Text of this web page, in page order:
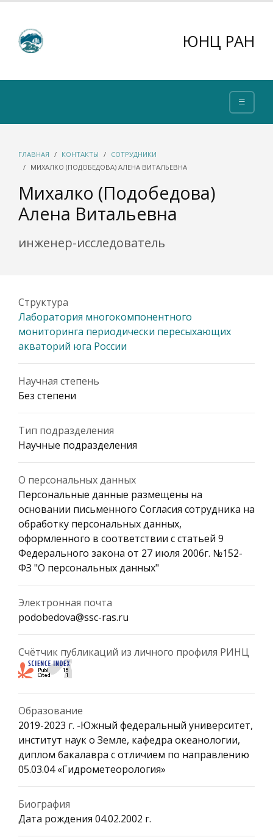
ЮНЦ РАН
ГЛАВНАЯ КОНТАКТЫ
СОТРУДНИКИ
МИХАЛКО (ПОДОБЕДОВА) АЛЕНА ВИТАЛЬЕВНА
Михалко (Подобедова)
Алена Витальевна
инженер-исследователь
Структура
Лаборатория многокомпонентного
мониторинга периодически пересыхающих
акваторий юга России
Научная степень
Без степени
Тип подразделения
Научные подразделения
О персональных данных
Персональные данные размещены на
основании письменного Согласия сотрудника на
обработку персональных данных,
оформленного в соответствии с статьей 9
Федерального закона от 27 июля 2006г. №152-
ФЗ "О персональных данных"
Электронная почта
podobedova@ssc-ras.ru
Счётчик публикаций из личного профиля РИНЦ
Образование
2019-2023 г. -Южный федеральный университет,
институт наук о Земле, кафедра океанологии,
диплом бакалавра с отличием по направлению
05.03.04 «Гидрометеорология»
Биография
Дата рождения 04.02.2002 г.